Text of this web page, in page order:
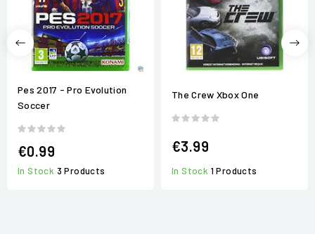
Pes 2017 - Pro Evolution
Soccer
€0.99
In Stock 3 Products
The Crew Xbox One
€3.99
In Stock 1 Products